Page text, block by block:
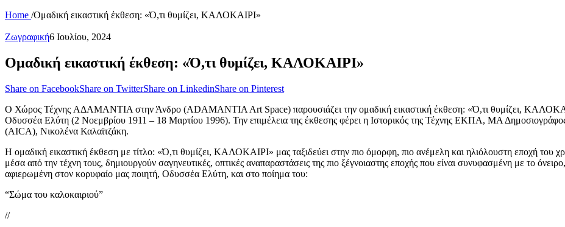
Home /Ομαδική εικαστική έκθεση: «Ό,τι θυμίζει, ΚΑΛΟΚΑΙΡΙ»
Ζωγραφική6 Ιουλίου, 2024
Ομαδική εικαστική έκθεση: «Ό,τι θυμίζει, ΚΑΛΟΚΑΙΡΙ»
Share on FacebookShare on TwitterShare on LinkedinShare on Pinterest
Ο Χώρος Τέχνης AΔΑΜΑΝΤΙΑ στην Άνδρο (ADAMANTIA Art Space) παρουσιάζει την ομαδική εικαστική έκθεση: «Ό,τι θυμίζει,
Οδυσσέα Ελύτη (2 Νοεμβρίου 1911 – 18 Μαρτίου 1996). Την επιμέλεια της έκθεσης φέρει η Ιστορικός της Τέχνης ΕΚΠΑ, ΜΑ
(AICA), Νικολένα Καλαϊτζάκη.
Η ομαδική εικαστική έκθεση με τίτλο: «Ό,τι θυμίζει, ΚΑΛΟΚΑΙΡΙ» μας ταξιδεύει στην πιο όμορφη, πιο ανέμελη και ηλιόλουστη εποχή
μέσα από την τέχνη τους, δημιουργούν σαγηνευτικές, οπτικές αναπαραστάσεις της πιο ξέγνοιαστης εποχής που είναι συνυφασμένη με το
αφιερωμένη στον κορυφαίο μας ποιητή, Οδυσσέα Ελύτη, και στο ποίημα του:
“Σώμα του καλοκαιριού”
//